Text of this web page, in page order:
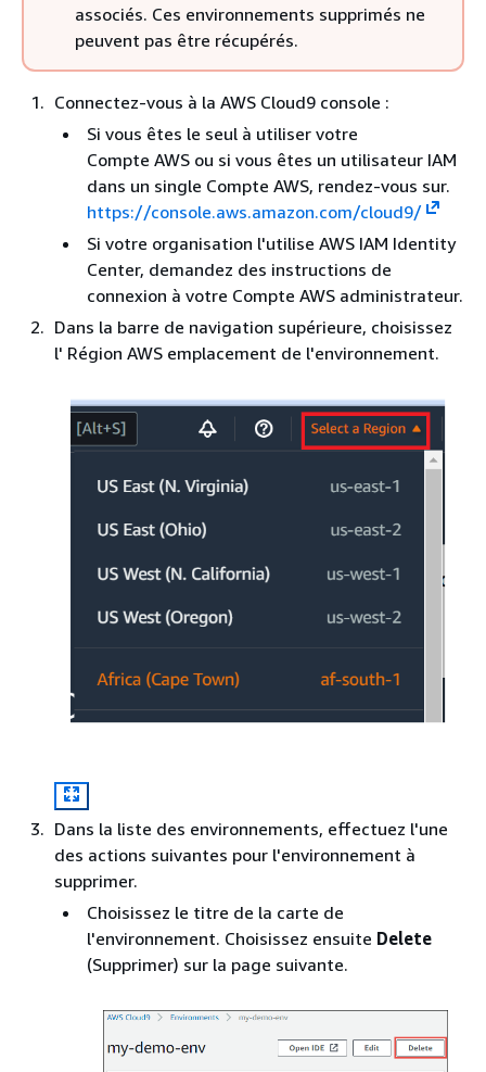
associés. Ces environnements supprimés ne
peuvent pas être récupérés.
Connectez-vous à la AWS Cloud9 console :
Si vous êtes le seul à utiliser votre
Compte AWS ou si vous êtes un utilisateur IAM
dans un single Compte AWS, rendez-vous sur.
https://console.aws.amazon.com/cloud9/
Si votre organisation l'utilise AWS IAM Identity
Center, demandez des instructions de
connexion à votre Compte AWS administrateur.
Dans la barre de navigation supérieure, choisissez
l' Région AWS emplacement de l'environnement.
Dans la liste des environnements, effectuez l'une
des actions suivantes pour l'environnement à
supprimer.
Choisissez le titre de la carte de
l'environnement. Choisissez ensuite Delete
(Supprimer) sur la page suivante.